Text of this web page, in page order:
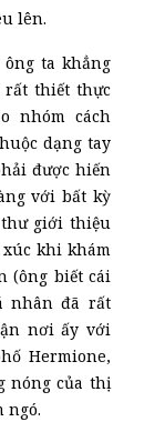
lên.
ta khẳng
rất thiết thực
nhóm cách
dạng tay
được hiến
với bất kỳ
giới thiệu
xúc khi khám
(ông biết cái
nhân đã rất
nơi ấy với
Hermione,
nóng của thị
ngó.